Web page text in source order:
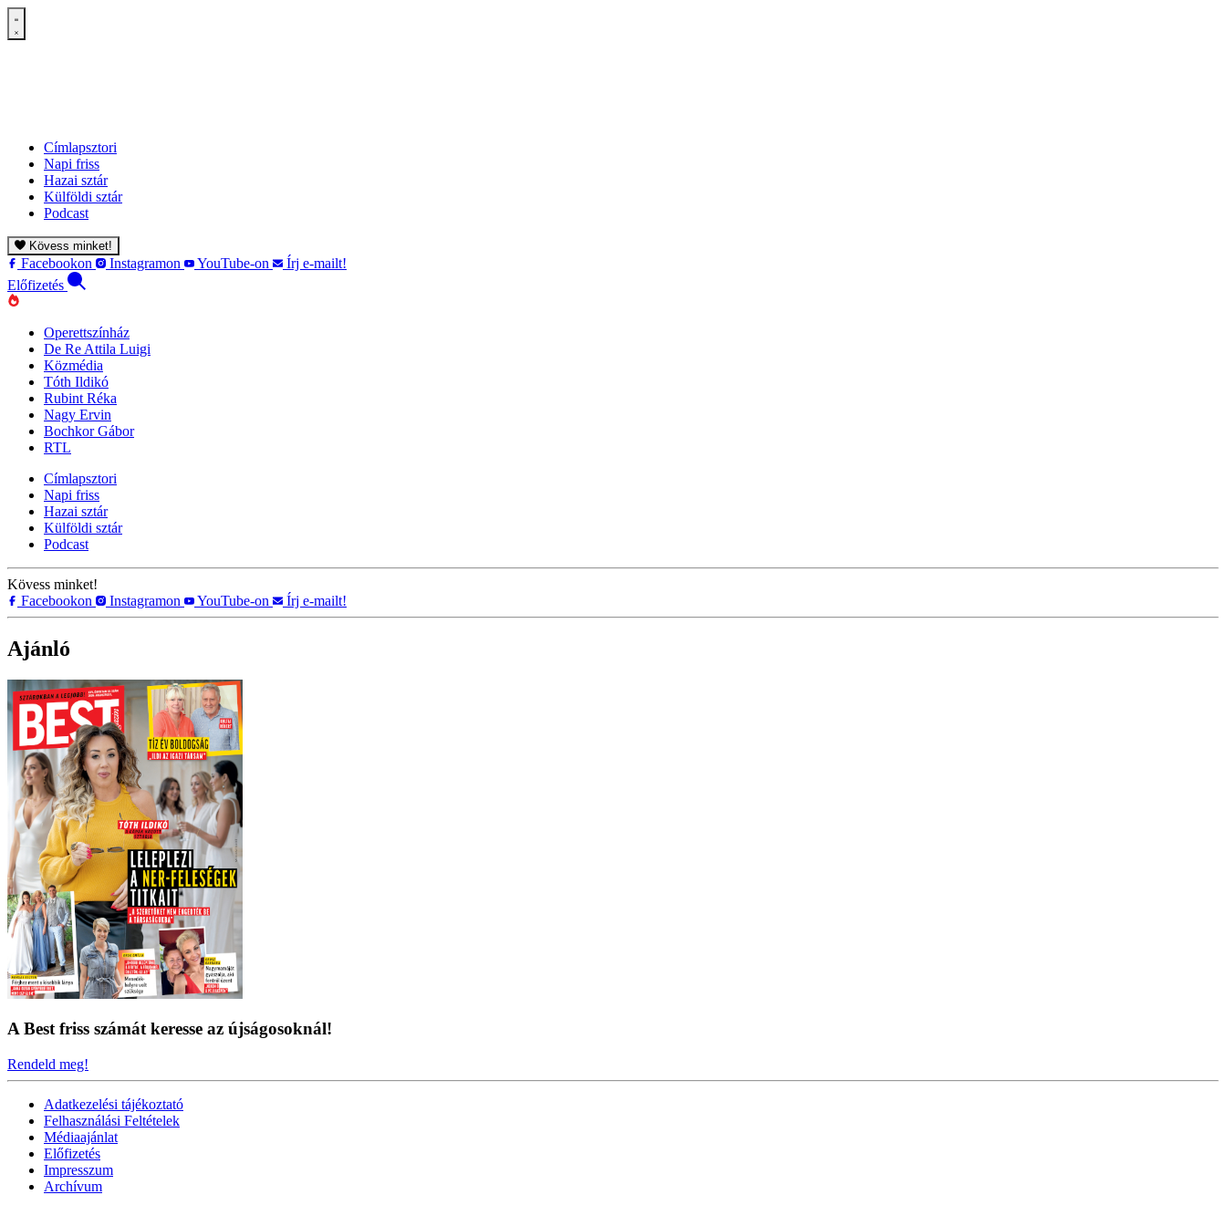
Címlapsztori
Napi friss
Hazai sztár
Külföldi sztár
Podcast
Kövess minket!
Facebookon Instagramon YouTube-on
Írj e-mailt!
Előfizetés
Operettszínház
De Re Attila Luigi
Közmédia
Tóth Ildikó
Rubint Réka
Nagy Ervin
Bochkor Gábor
RTL
Címlapsztori
Napi friss
Hazai sztár
Külföldi sztár
Podcast
Kövess minket!
Facebookon
Instagramon YouTube-on Írj e-mailt!
Ajánló
A Best friss számát keresse az újságosoknál!
Rendeld meg!
Adatkezelési tájékoztató
Felhasználási Feltételek
Médiaajánlat
Előfizetés
Impresszum
Archívum